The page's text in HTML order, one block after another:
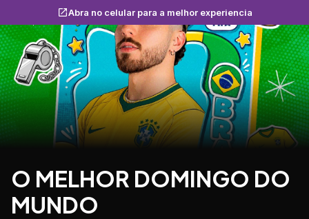
Abra no celular para a melhor experiencia
O MELHOR DOMINGO DO
MUNDO